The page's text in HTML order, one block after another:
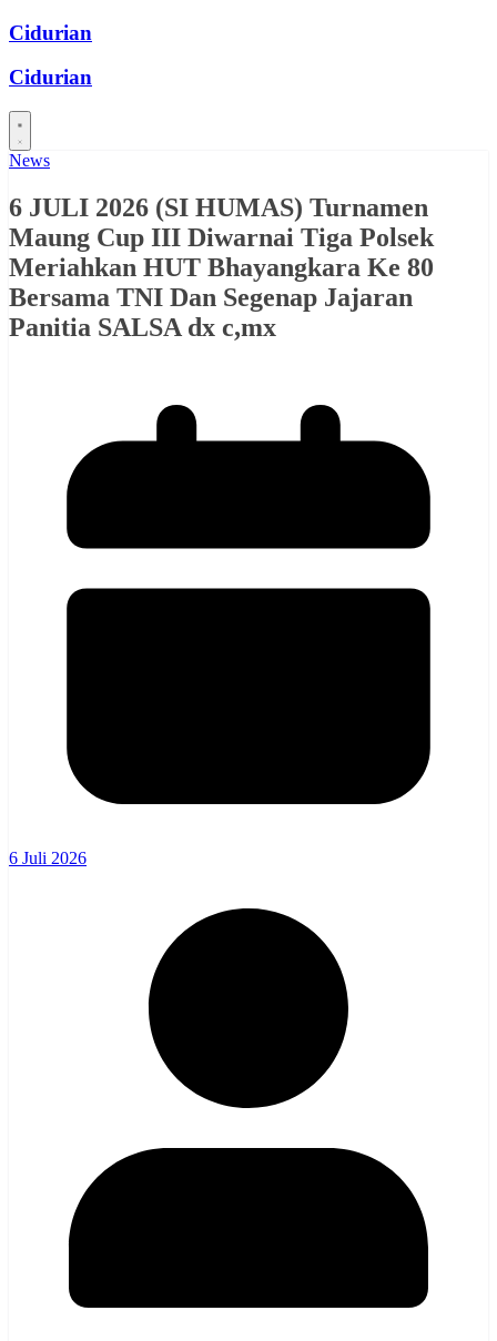
Skip
content
Cidurian
Cidurian
News
6 JULI 2026 (SI HUMAS) Turnamen
Maung Cup III Diwarnai Tiga Polsek
Meriahkan HUT Bhayangkara Ke 80
Bersama TNI Dan Segenap Jajaran
Panitia SALSA dx c,mx
6 Juli 2026